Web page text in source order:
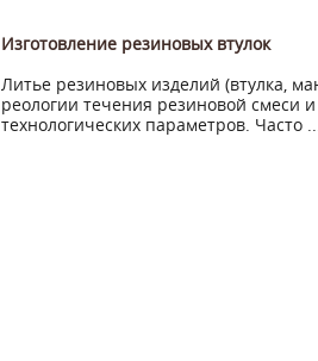
Изготовление резиновых втулок
Литье резиновых изделий (втулка,
реологии течения резиновой смеси
технологических параметров. Часто